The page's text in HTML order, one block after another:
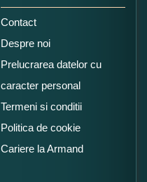
Contact
Despre noi
Prelucrarea datelor cu
caracter personal
Termeni si conditii
Politica de cookie
Cariere la Armand